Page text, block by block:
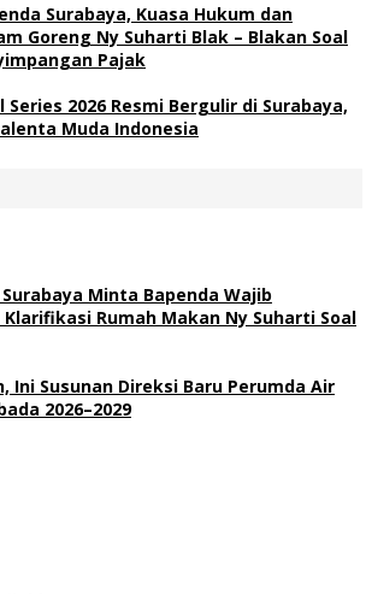
Surabaya, Kuasa Hukum dan
Goreng Ny Suharti Blak – Blakan Soal
Pajak
Series 2026 Resmi Bergulir di Surabaya,
Muda Indonesia
Minta Bapenda Wajib
Rumah Makan Ny Suharti Soal
Ini Susunan Direksi Baru Perumda Air
2026–2029